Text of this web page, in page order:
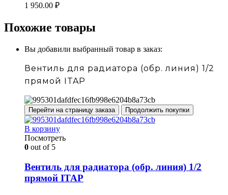
1 950.00 ₽
Похожие товары
Вы добавили выбранный товар в заказ:
Вентиль для радиатора (обр. линия) 1/2
прямой ITAP
Перейти на страницу заказа Продолжить покупки
В корзину
Посмотреть
0 out of 5
Вентиль для радиатора (обр. линия) 1/2
прямой ITAP